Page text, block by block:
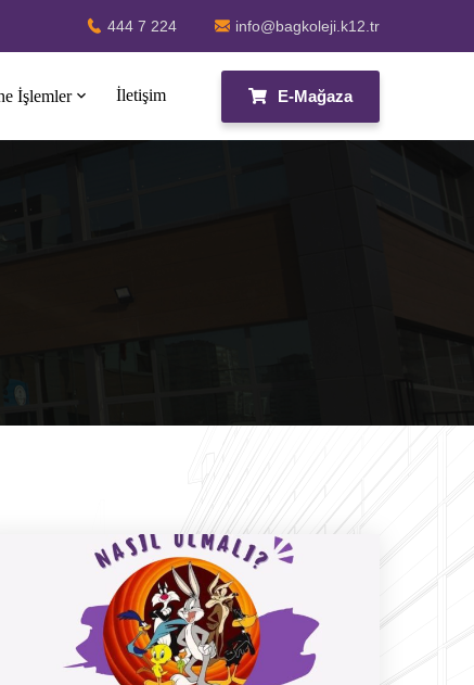
444 7 224 info@bagkoleji.k12.tr
İşlemler İletişim E-Mağaza